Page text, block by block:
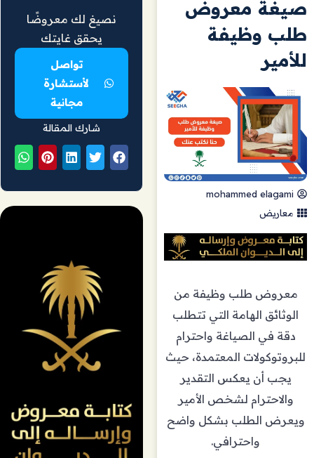
صيغة معروض
طلب وظيفة
للأمير
mohammed elagami
معاريض
معروض طلب وظيفة من
الوثائق الهامة التي تتطلب
دقة في الصياغة واحترام
للبروتوكولات المعتمدة، حيث
يجب أن يعكس التقدير
والاحترام لشخص الأمير
ويعرض الطلب بشكل واضح
واحترافي.
نصيغ لك معروضًا
يحقق غايتك
تواصل
لأستشارة
مجانية
شارك المقالة